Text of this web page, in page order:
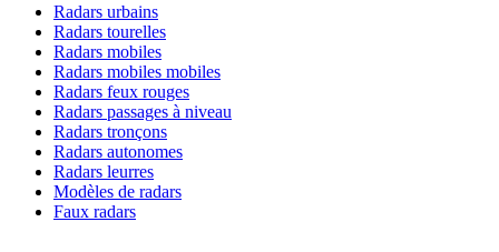
Radars urbains
Radars tourelles
Radars mobiles
Radars mobiles mobiles
Radars feux rouges
Radars passages à niveau
Radars tronçons
Radars autonomes
Radars leurres
Modèles de radars
Faux radars